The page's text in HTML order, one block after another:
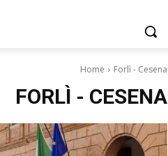
Home Forlì - Cesena
FORLÌ - CESENA